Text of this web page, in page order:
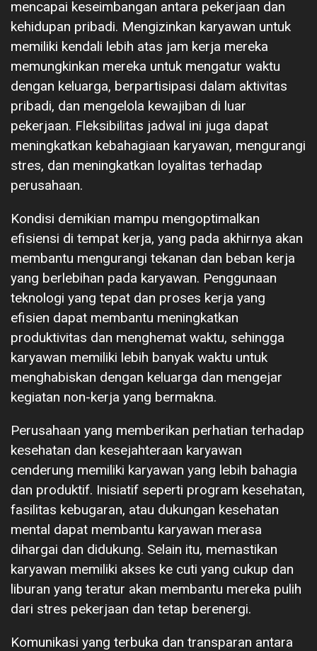
mencapai keseimbangan antara pekerjaan dan
kehidupan pribadi. Mengizinkan karyawan untuk
memiliki kendali lebih atas jam kerja mereka
memungkinkan mereka untuk mengatur waktu
dengan keluarga, berpartisipasi dalam aktivitas
pribadi, dan mengelola kewajiban di luar
pekerjaan. Fleksibilitas jadwal ini juga dapat
meningkatkan kebahagiaan karyawan, mengurangi
stres, dan meningkatkan loyalitas terhadap
perusahaan.
Kondisi demikian mampu mengoptimalkan
efisiensi di tempat kerja, yang pada akhirnya akan
membantu mengurangi tekanan dan beban kerja
yang berlebihan pada karyawan. Penggunaan
teknologi yang tepat dan proses kerja yang
efisien dapat membantu meningkatkan
produktivitas dan menghemat waktu, sehingga
karyawan memiliki lebih banyak waktu untuk
menghabiskan dengan keluarga dan mengejar
kegiatan non-kerja yang bermakna.
Perusahaan yang memberikan perhatian terhadap
kesehatan dan kesejahteraan karyawan
cenderung memiliki karyawan yang lebih bahagia
dan produktif. Inisiatif seperti program kesehatan,
fasilitas kebugaran, atau dukungan kesehatan
mental dapat membantu karyawan merasa
dihargai dan didukung. Selain itu, memastikan
karyawan memiliki akses ke cuti yang cukup dan
liburan yang teratur akan membantu mereka pulih
dari stres pekerjaan dan tetap berenergi.
Komunikasi yang terbuka dan transparan antara